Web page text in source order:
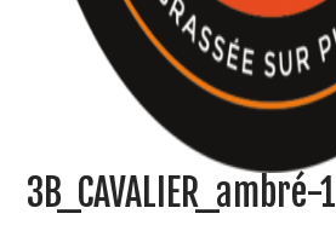
3B_CAVALIER_ambré-1